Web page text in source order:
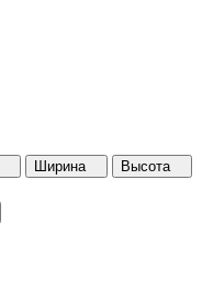
Ширина
Высота